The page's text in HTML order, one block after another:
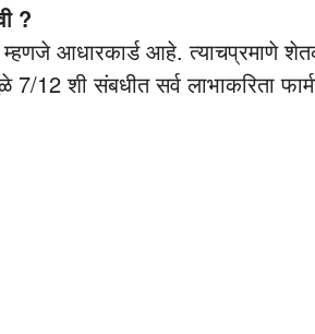
?
म्हणजे आधारकार्ड आहे. त्याचप्रमाणे
7/12 शी संबधीत सर्व लाभाकरिता